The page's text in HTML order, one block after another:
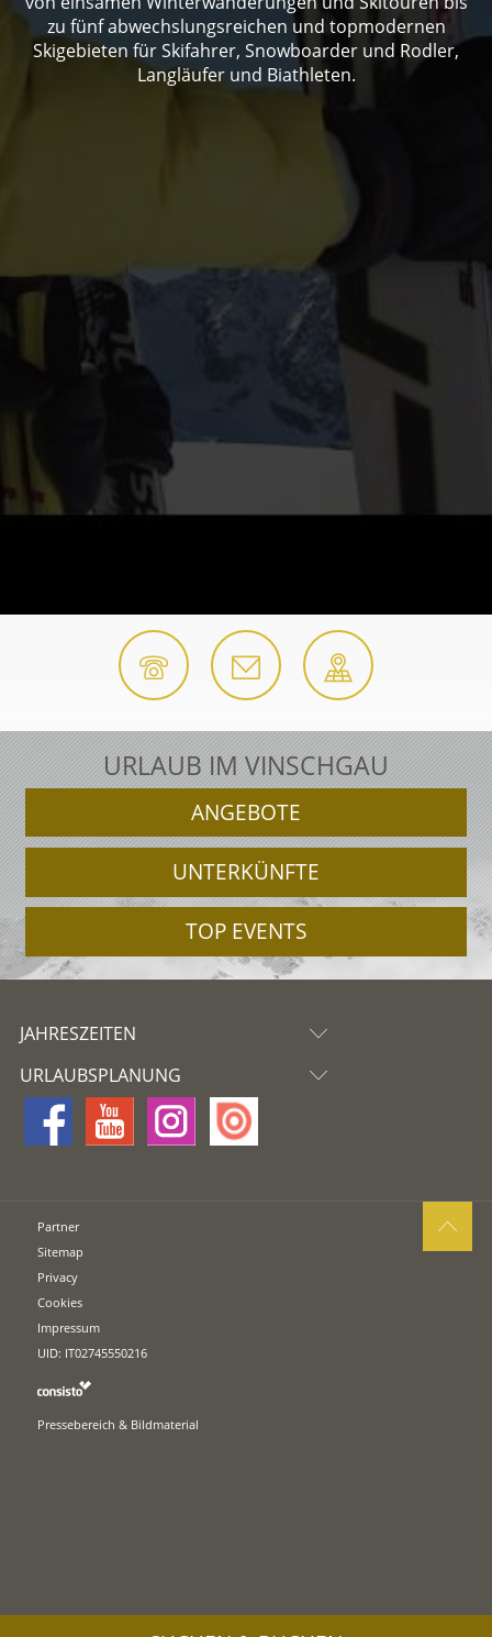
zu fünf abwechslungsreichen und topmodernen
Skigebieten für Skifahrer, Snowboarder und Rodler,
Langläufer und Biathleten.
URLAUB IM VINSCHGAU
ANGEBOTE
UNTERKÜNFTE
TOP EVENTS
JAHRESZEITEN
URLAUBSPLANUNG
Partner
Sitemap
Privacy
Cookies
Impressum
UID: IT02745550216
Pressebereich & Bildmaterial